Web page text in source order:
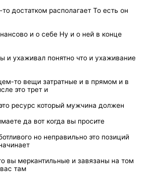
достатком располагает То есть он
и о себе Ну и о ней в конце
и ухаживал понятно что и ухаживание
то вещи затратные и в прямом и в
это трет и
ресурс который мужчина должен
да вот когда вы просите
но неправильно это позиций
вы меркантильные и завязаны на том
там